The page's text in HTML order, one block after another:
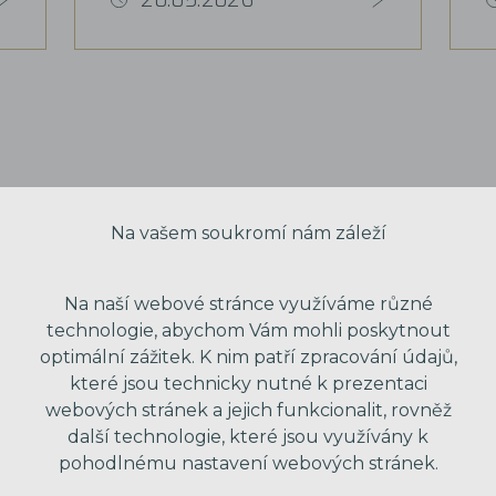
VAŠE JMÉNO
Na vašem soukromí nám záleží
Na naší webové stránce využíváme různé
technologie, abychom Vám mohli poskytnout
optimální zážitek. K nim patří zpracování údajů,
které jsou technicky nutné k prezentaci
webových stránek a jejich funkcionalit, rovněž
další technologie, které jsou využívány k
pohodlnému nastavení webových stránek.